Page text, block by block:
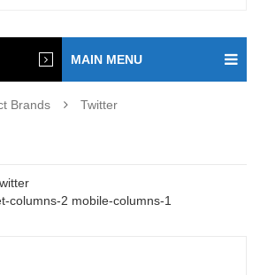
MAIN MENU
Brands Twitter
columns-2 mobile-columns-1